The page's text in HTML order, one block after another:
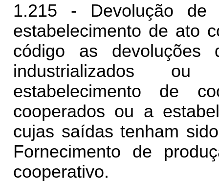
1.215 - Devolução de
estabelecimento de ato
código as devoluções
industrializados
estabelecimento de
cooperados ou a
cujas saídas tenham
Fornecimento de
cooperativo.